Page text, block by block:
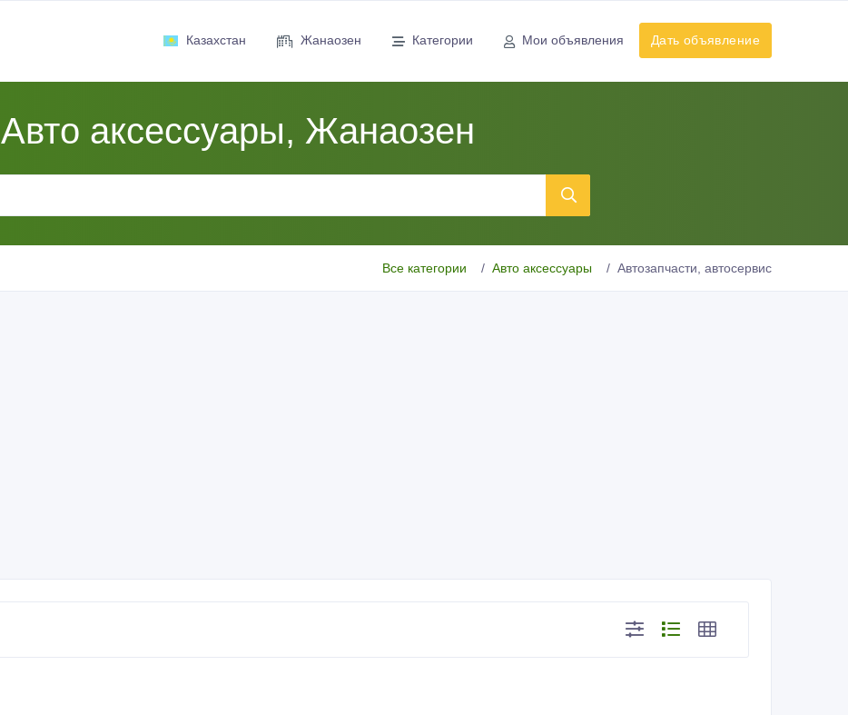
Казахстан Жанаозен Категории Мои объявления Дать объявление
Авто аксессуары, Жанаозен
Все категории Авто аксессуары Автозапчасти, автосервис